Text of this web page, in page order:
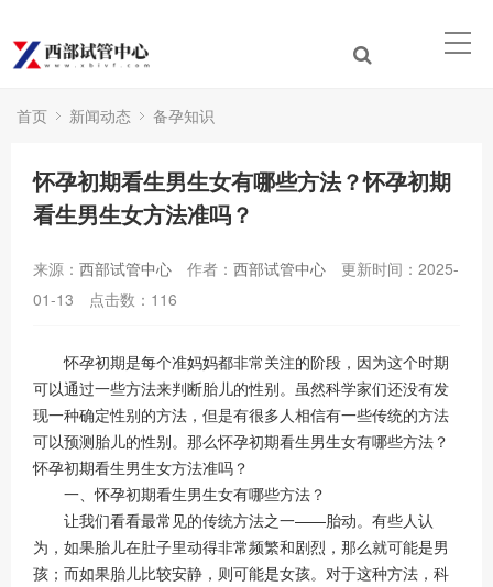
首页 新闻动态 备孕知识
怀孕初期看生男生女有哪些方法？怀孕初期
看生男生女方法准吗？
来源： 西部试管中心 作者： 西部试管中心
更新时间：2025-
01-13
点击数： 116
怀孕初期是每个准妈妈都非常关注的阶段，因为这个时期
可以通过一些方法来判断胎儿的性别。虽然科学家们还没有发
现一种确定性别的方法，但是有很多人相信有一些传统的方法
可以预测胎儿的性别。那么怀孕初期看生男生女有哪些方法？
怀孕初期看生男生女方法准吗？
一、怀孕初期看生男生女有哪些方法？
让我们看看最常见的传统方法之一——胎动。有些人认
为，如果胎儿在肚子里动得非常频繁和剧烈，那么就可能是男
孩；而如果胎儿比较安静，则可能是女孩。对于这种方法，科